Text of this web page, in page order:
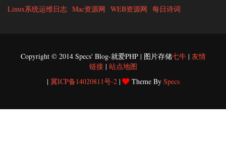
Linux系统运维日志 Mac资源网 WEB资源网 每日诗词
Copyright © 2014 Specs' Blog-就爱PHP | 图片存储七牛| 友情
链接| 站点地图
| 冀ICP备14020811号-2| Theme By Specs